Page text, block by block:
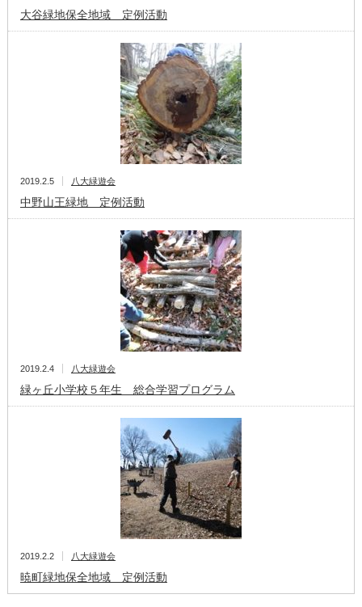
大谷緑地保全地域 定例活動
2019.2.5 八大緑遊会
中野山王緑地 定例活動
2019.2.4 八大緑遊会
緑ヶ丘小学校５年生 総合学習プログラム
2019.2.2 八大緑遊会
暁町緑地保全地域 定例活動